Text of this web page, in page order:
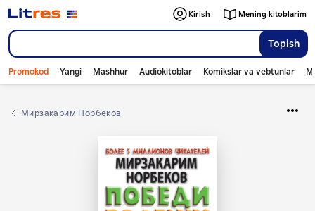
Topish
Kirish Mening kitoblarim
Promokod Yangi Mashhur Audiokitoblar Komikslar va vebtunlar
Мирзакарим Норбеков